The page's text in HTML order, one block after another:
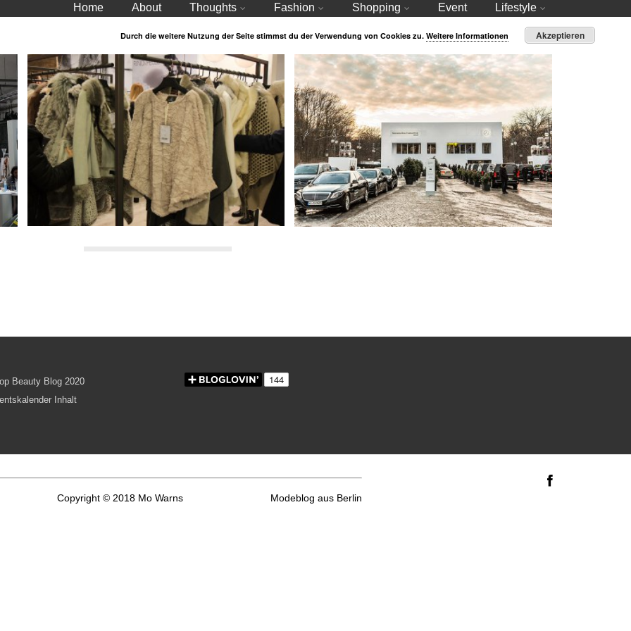
Home About Thoughts Fashion Shopping Event Lifestyle
Copyright © 2018 Mo Warns Modeblog aus Berlin
Durch die weitere Nutzung der Seite stimmst du der Verwendung von Cookies zu. Weitere Informationen Akzeptieren